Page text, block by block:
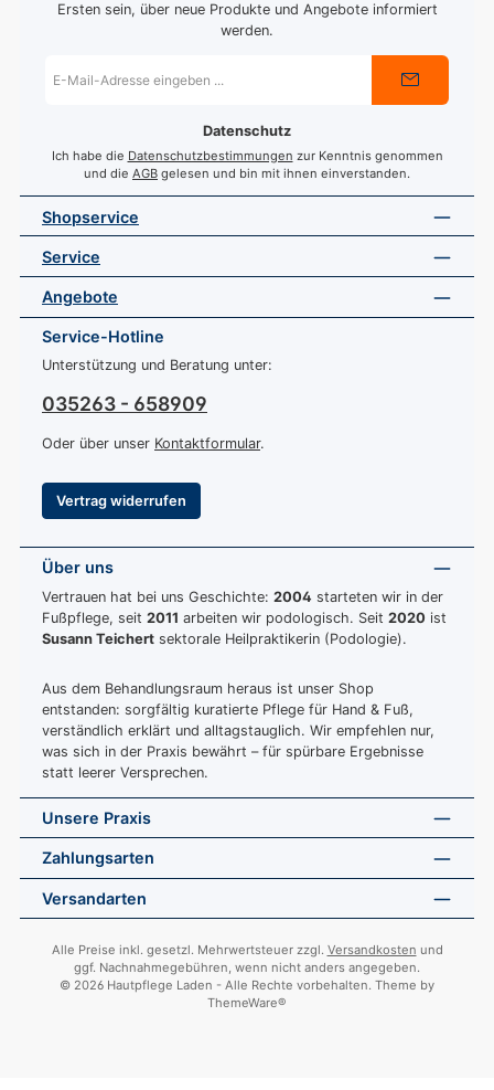
Ersten sein, über neue Produkte und Angebote informiert
werden.
Mail-
Datenschutz
Ich habe die Datenschutzbestimmungen zur Kenntnis genommen
und die AGB gelesen und bin mit ihnen einverstanden.
Shopservice
Service
Angebote
Service-Hotline
Unterstützung und Beratung unter:
035263 - 658909
Oder über unser Kontaktformular.
Vertrag widerrufen
Über uns
Vertrauen hat bei uns Geschichte: 2004 starteten wir in der
Fußpflege, seit 2011 arbeiten wir podologisch. Seit 2020 ist
Susann Teichert sektorale Heilpraktikerin (Podologie).
Aus dem Behandlungsraum heraus ist unser Shop
entstanden: sorgfältig kuratierte Pflege für Hand & Fuß,
verständlich erklärt und alltagstauglich. Wir empfehlen nur,
was sich in der Praxis bewährt – für spürbare Ergebnisse
statt leerer Versprechen.
Unsere Praxis
Zahlungsarten
Versandarten
Alle Preise inkl. gesetzl. Mehrwertsteuer zzgl. Versandkosten und
ggf. Nachnahmegebühren, wenn nicht anders angegeben.
© 2026 Hautpflege Laden - Alle Rechte vorbehalten. Theme by
ThemeWare®